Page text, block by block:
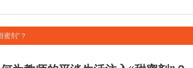
蜜剂”？